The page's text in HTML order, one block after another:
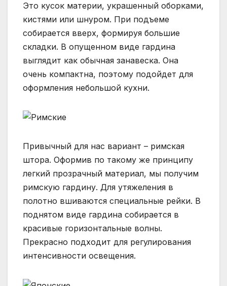
Это кусок материи, украшенный оборками,
кистями или шнуром. При подъеме
собирается вверх, формируя большие
складки. В опущенном виде гардина
выглядит как обычная занавеска. Она
очень компактна, поэтому подойдет для
оформления небольшой кухни.
Привычный для нас вариант – римская
штора. Оформив по такому же принципу
легкий прозрачный материал, мы получим
римскую гардину. Для утяжеления в
полотно вшиваются специальные рейки. В
поднятом виде гардина собирается в
красивые горизонтальные волны.
Прекрасно подходит для регулирования
интенсивности освещения.